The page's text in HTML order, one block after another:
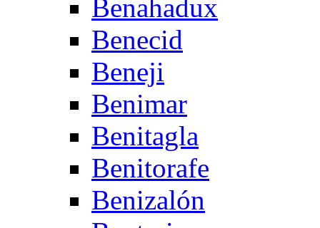
Benahadux
Benecid
Beneji
Benimar
Benitagla
Benitorafe
Benizalón